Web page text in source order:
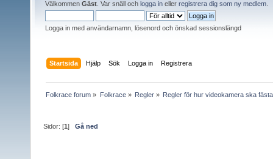
Välkommen Gäst . Var snäll och logga in eller registrera dig som ny medlem
Logga in med användarnamn, lösenord och önskad sessionslängd
Startsida Hjälp Sök Logga in Registrera
Folkrace forum » Folkrace» Regler» Regler för hur videokamera ska
Sidor: [1]Gå ned